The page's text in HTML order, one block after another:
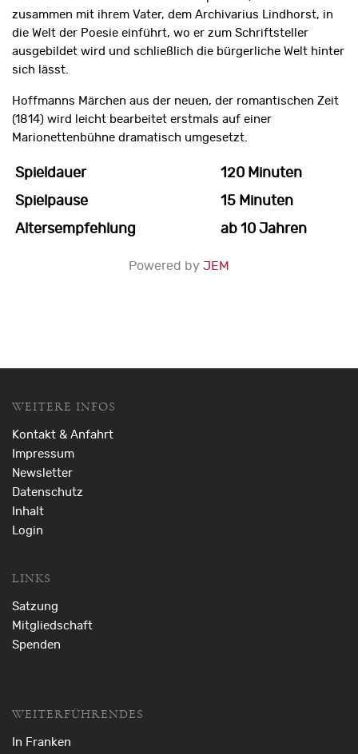
zusammen mit ihrem Vater, dem Archivarius Lindhorst, in
die Welt der Poesie einführt, wo er zum Schriftsteller
ausgebildet wird und schließlich die bürgerliche Welt hinter
sich lässt.
Hoffmanns Märchen aus der neuen, der romantischen Zeit
(1814) wird leicht bearbeitet erstmals auf einer
Marionettenbühne dramatisch umgesetzt.
Spieldauer
120 Minuten
Spielpause
15 Minuten
Altersempfehlung
ab 10 Jahren
Powered by JEM
WEITERE INFOS
Kontakt & Anfahrt
Impressum
Newsletter
Datenschutz
Inhalt
Login
LINKS
Satzung
Mitgliedschaft
Spenden
WEITERFÜHRENDES
In Franken